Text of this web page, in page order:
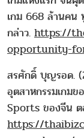
เกม 668 ล้านคน
กล่าว. https://
opportunity-
สรศักดิ์ บุญรอด.
อุตสาหกรรมเกมข
Sports ของจีน
https://